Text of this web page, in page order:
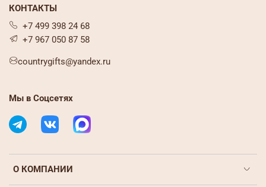
О КОМПАНИИ
КОНТАКТЫ
+7 499 398 24 68
+7 967 050 87 58
countrygifts@yandex.ru
Мы в Соцсетях